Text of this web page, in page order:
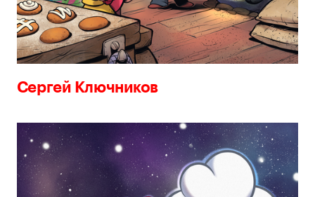
Сергей Ключников